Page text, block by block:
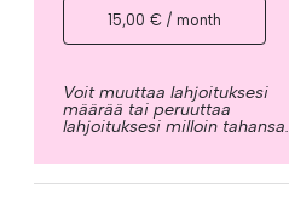
15,00 € / month
Voit muuttaa lahjoituksesi
määrää tai peruuttaa
lahjoituksesi milloin tahansa.